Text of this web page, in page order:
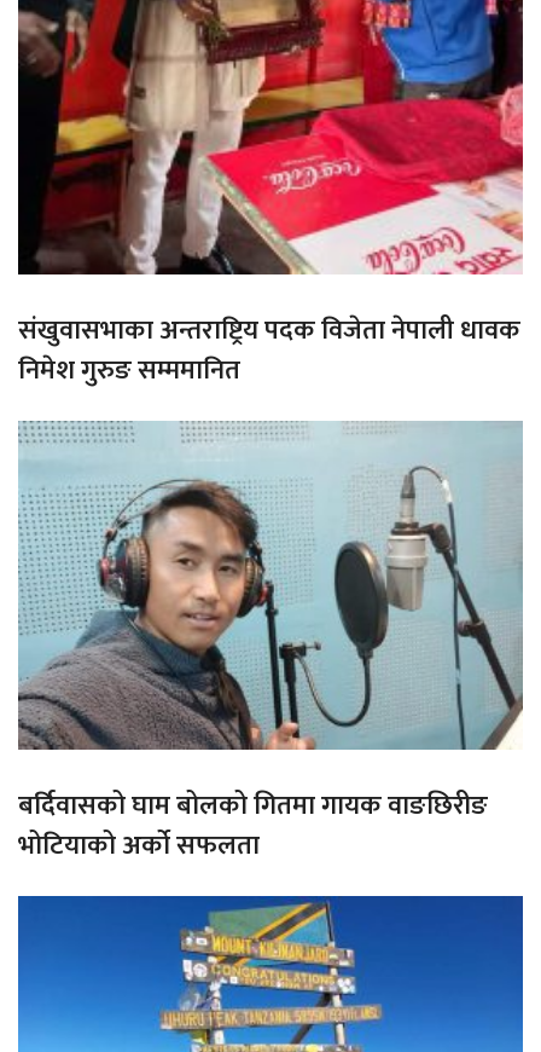
संखुवासभाका अन्तराष्ट्रिय पदक विजेता नेपाली धावक
निमेश गुरुङ सम्ममानित
बर्दिवासको घाम बोलको गितमा गायक वाङछिरीङ
भोटियाको अर्को सफलता